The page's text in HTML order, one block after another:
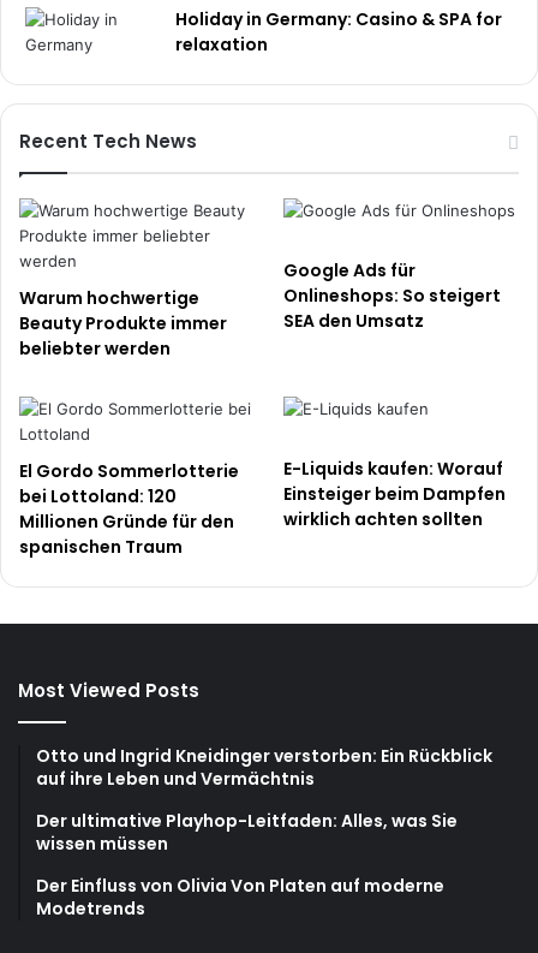
Holiday in Germany: Casino & SPA for
relaxation
Recent Tech News
Warum hochwertige
Beauty Produkte immer
beliebter werden
Google Ads für
Onlineshops: So steigert
SEA den Umsatz
El Gordo Sommerlotterie
bei Lottoland: 120
Millionen Gründe für den
spanischen Traum
E-Liquids kaufen: Worauf
Einsteiger beim Dampfen
wirklich achten sollten
Most Viewed Posts
Otto und Ingrid Kneidinger verstorben: Ein Rückblick
auf ihre Leben und Vermächtnis
Der ultimative Playhop-Leitfaden: Alles, was Sie
wissen müssen
Der Einfluss von Olivia Von Platen auf moderne
Modetrends